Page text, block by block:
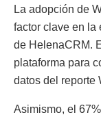
La adopción de
factor clave en la
de HelenaCRM.
plataforma para
datos del reporte
Asimismo, el